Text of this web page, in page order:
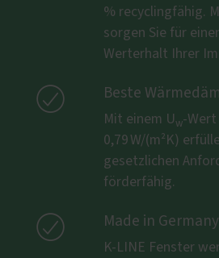
% recyclingfähig.
sorgen Sie für
Werterhalt Ihrer
 Beste
Mit einem U w-Wert
0,79 W/(m²K)
gesetzlichen
förderfähig.
 Made in Germany
K-LINE Fenster